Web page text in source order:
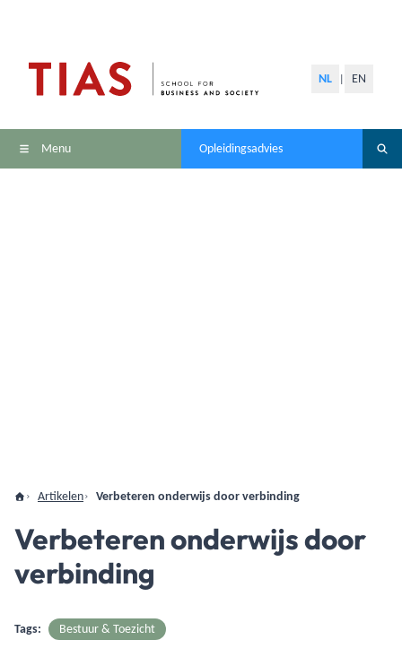
NL EN
Menu Opleidingsadvies
Artikelen Verbeteren onderwijs door verbinding
Verbeteren onderwijs door
verbinding
Tags: Bestuur & Toezicht